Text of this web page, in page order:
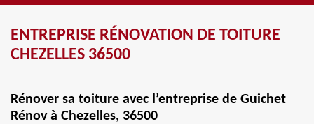
ENTREPRISE RÉNOVATION DE TOITURE
CHEZELLES 36500
Rénover sa toiture avec l’entreprise de Guichet
Rénov à Chezelles, 36500